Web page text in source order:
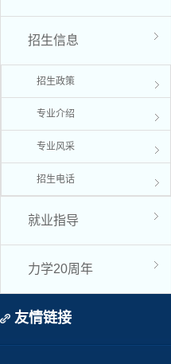
招生信息
招生政策
专业介绍
专业风采
招生电话
就业指导
力学20周年
友情链接